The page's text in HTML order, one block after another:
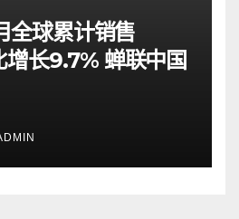
全球累计销售
长9.7% 蝉联中国